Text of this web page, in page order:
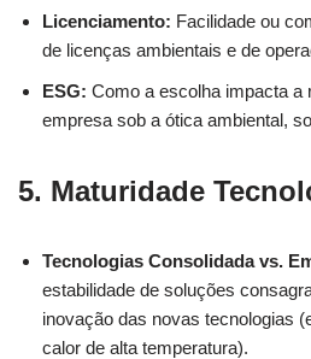
Licenciamento: Facilidade ou
de licenças ambientais e de
ESG: Como a escolha impacta a
empresa sob a ótica ambiental,
5. Maturidade
Tecnologias Consolidada vs.
estabilidade de soluções
inovação das novas tecnologias
calor de alta temperatura).